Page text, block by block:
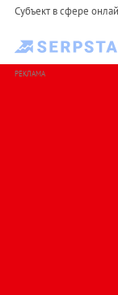
Субъект в сфере
РЕКЛАМА